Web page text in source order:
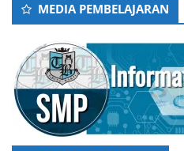
MEDIA PEMBELAJARAN